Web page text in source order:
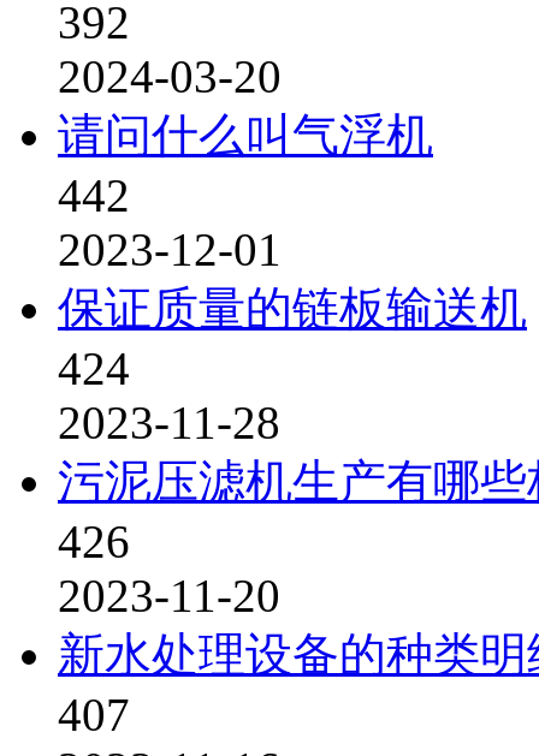
392
2024-03-20
请问什么叫气浮机
442
2023-12-01
保证质量的链板输送机
424
2023-11-28
污泥压滤机生产有哪些
426
2023-11-20
新水处理设备的种类明
407